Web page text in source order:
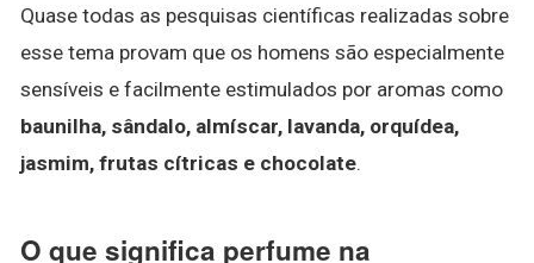
Quase todas as pesquisas científicas realizadas sobre
esse tema provam que os homens são especialmente
sensíveis e facilmente estimulados por aromas como
baunilha, sândalo, almíscar, lavanda, orquídea,
jasmim, frutas cítricas e chocolate.
O que significa perfume na